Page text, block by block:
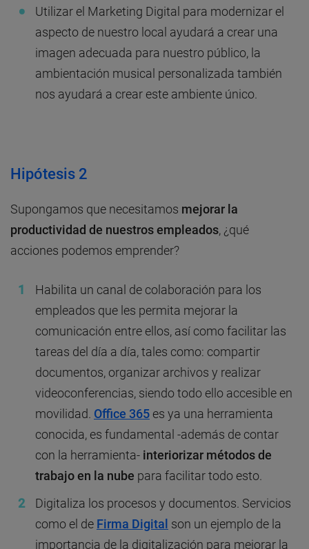
Utilizar el Marketing Digital para modernizar el
aspecto de nuestro local ayudará a crear una
imagen adecuada para nuestro público, la
ambientación musical personalizada también
nos ayudará a crear este ambiente único.
Hipótesis 2
Supongamos que necesitamos mejorar la
productividad de nuestros empleados, ¿qué
acciones podemos emprender?
Habilita un canal de colaboración para los
empleados que les permita mejorar la
comunicación entre ellos, así como facilitar las
tareas del día a día, tales como: compartir
documentos, organizar archivos y realizar
videoconferencias, siendo todo ello accesible en
movilidad. Office 365 es ya una herramienta
conocida, es fundamental -además de contar
con la herramienta- interiorizar métodos de
trabajo en la nube para facilitar todo esto.
Digitaliza los procesos y documentos. Servicios
como el de Firma Digital son un ejemplo de la
importancia de la digitalización para mejorar la